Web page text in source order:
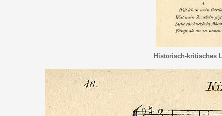
Historisch-kritisches